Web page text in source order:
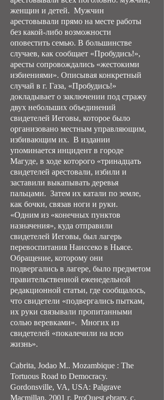
женщин и детей. Мужчин
арестовывали прямо на месте работы
без какой-либо возможности
оповестить семью. В большинстве
случаев, как сообщает «Пробудись!»,
аресты сопровождались «жестокими
избиениями». Описывая конкретный
случай в г. Газа, «Пробудись!»
докладывает о заключении под стражу
двух небольших объединений
свидетелей Иеговы, которое было
организовано местным управляющим,
избивающим их. В издании
упоминается инцидент в городе
Магуде, в ходе которого «тринадцать
свидетелей арестовали, избили и
заставили выкапывать деревья
пальцами. Затем их катали по земле,
как бочки, связав ноги и руки.
«Одним из «конечных пунктов
назначения», куда отправили
свидетелей Иеговы, был лагерь
перевоспитания Наиссеко в Ньясе.
Обращение, которому они
подвергались в лагере, было предметом
правительственной еженедельной
редакционной статьи, где сообщалось,
что свидетели «подвергались пыткам,
их руки связывали пропитанными
солью веревками». Многих из
свидетелей «покалечили на всю
жизнь».
Cabrita, Jodao M.. Mozambique : The
Tortuous Road to Democracy.
Gordonsville, VA, USA: Palgrave
Macmillan, 2001 г. ProQuest ebrary, с.